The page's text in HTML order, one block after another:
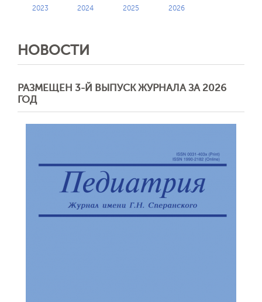
2023 2024 2025 2026
НОВОСТИ
РАЗМЕЩЕН 3-Й ВЫПУСК ЖУРНАЛА ЗА 2026
ГОД
Отправить